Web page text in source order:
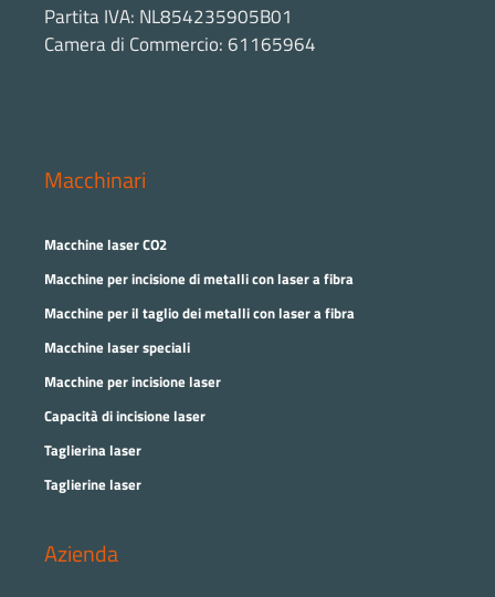
Partita IVA: NL854235905B01
Camera di Commercio: 61165964
Macchinari
Macchine laser CO2
Macchine per incisione di metalli con laser a fibra
Macchine per il taglio dei metalli con laser a fibra
Macchine laser speciali
Macchine per incisione laser
Capacità di incisione laser
Taglierina laser
Taglierine laser
Azienda